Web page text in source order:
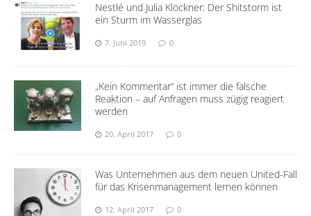
Nestlé und Julia Klöckner: Der Shitstorm ist
ein Sturm im Wasserglas
7. Juni 2019 0
„Kein Kommentar“ ist immer die falsche
Reaktion – auf Anfragen muss zügig reagiert
werden
20. April 2017 0
Was Unternehmen aus dem neuen United-Fall
für das Krisenmanagement lernen können
12. April 2017 0